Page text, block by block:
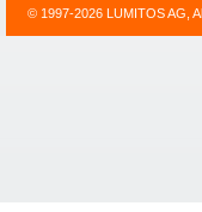
© 1997-2026 LUMITOS AG,